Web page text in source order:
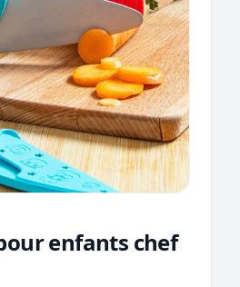
enfants chef